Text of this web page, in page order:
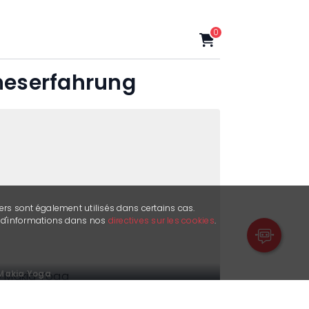
0
Yoga
sont également utilisés dans certains cas.
dans nos directives sur les cookies.